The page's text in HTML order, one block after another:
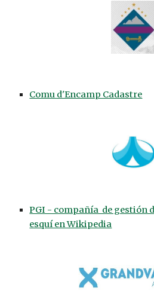
Comu d'Encamp Cadastre
PGI - compañía  de gestión
esquí en Wikipedia